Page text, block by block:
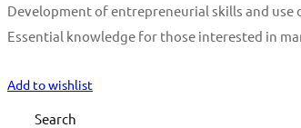
Development of entrepreneurial skills and
Essential knowledge for those interested in
Add to wishlist
Search